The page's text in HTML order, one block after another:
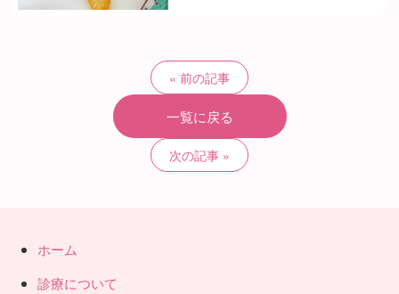
前の記事
一覧に戻る
次の記事
ホーム
診療について